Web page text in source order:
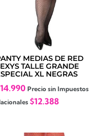
MEDIAS DE RED
TALLE GRANDE
XL NEGRAS
14.990 Precio sin Impuestos
$12.388